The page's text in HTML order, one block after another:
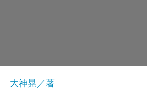
大神晃／著